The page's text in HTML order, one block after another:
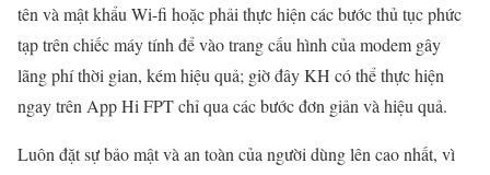
tên và mật khẩu Wi-fi hoặc phải thực hiện các bước thủ tục phức
tạp trên chiếc máy tính để vào trang cấu hình của modem gây
lãng phí thời gian, kém hiệu quả; giờ đây KH có thể thực hiện
ngay trên App Hi FPT chỉ qua các bước đơn giản và hiệu quả.
Luôn đặt sự bảo mật và an toàn của người dùng lên cao nhất, vì